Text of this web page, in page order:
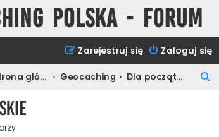
Polska - Forum
Zaloguj się
Zarejestruj się
Strona główna Geocaching Dla początkujących